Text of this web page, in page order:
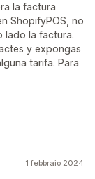
la factura
ShopifyPOS, no
lado la factura.
y expongas
tarifa. Para
1 febbraio 2024